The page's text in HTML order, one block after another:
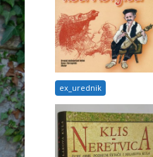
ex_urednik